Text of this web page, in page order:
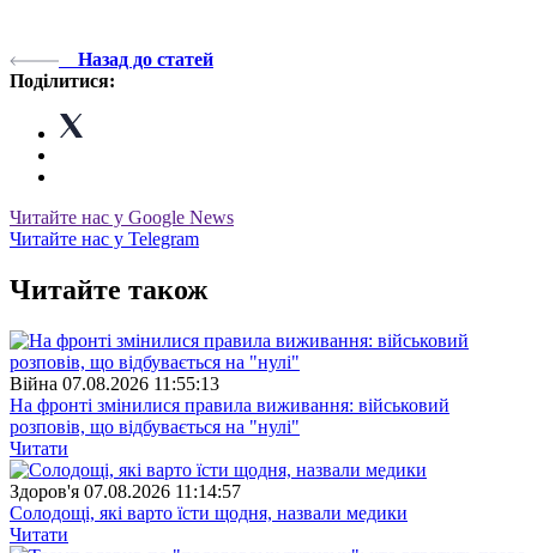
Назад до статей
Поділитися:
Читайте нас у Google News
Читайте нас у Telegram
Читайте також
Війна 07.08.2026 11:55:13
На фронті змінилися правила виживання: військовий
розповів, що відбувається на "нулі"
Читати
Здоров'я 07.08.2026 11:14:57
Солодощі, які варто їсти щодня, назвали медики
Читати